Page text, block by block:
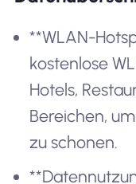
**WLAN-
kostenlose
Hotels,
Bereichen,
zu schonen.